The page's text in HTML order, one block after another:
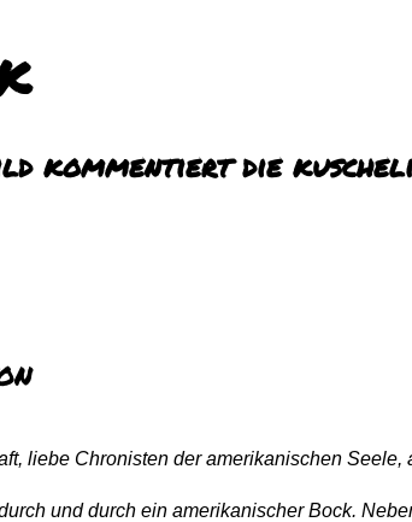
kommentiert die
liebe Chronisten der amerikanischen Seele,
und durch ein amerikanischer Bock.